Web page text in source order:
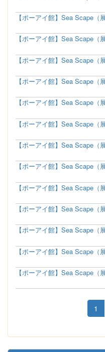
【ポーアイ館】Sea Scape
【ポーアイ館】Sea Scape
【ポーアイ館】Sea Scape
【ポーアイ館】Sea Scape
【ポーアイ館】Sea Scape
【ポーアイ館】Sea Scape
【ポーアイ館】Sea Scape
【ポーアイ館】Sea Scape
【ポーアイ館】Sea Scape
【ポーアイ館】Sea Scape
【ポーアイ館】Sea Scape
【ポーアイ館】Sea Scape
【ポーアイ館】Sea Scape
1